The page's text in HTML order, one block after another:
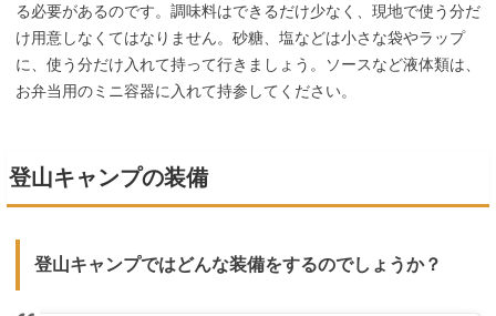
る必要があるのです。調味料はできるだけ少なく、現地で使う分だ
け用意しなくてはなりません。砂糖、塩などは小さな袋やラップ
に、使う分だけ入れて持って行きましょう。ソースなど液体類は、
お弁当用のミニ容器に入れて持参してください。
登山キャンプの装備
登山キャンプではどんな装備をするのでしょうか？